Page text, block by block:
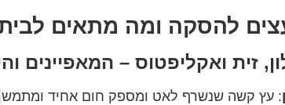
להסקה ומה מתאים
זית ואקליפטוס – המאפיינים
: עץ קשה שנשרף לאט ומספק חום אחיד